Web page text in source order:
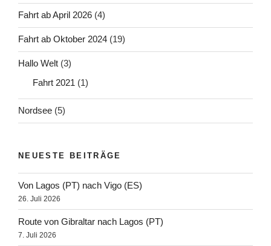
Fahrt ab April 2026 (4)
Fahrt ab Oktober 2024 (19)
Hallo Welt (3)
Fahrt 2021 (1)
Nordsee (5)
NEUESTE BEITRÄGE
Von Lagos (PT) nach Vigo (ES)
26. Juli 2026
Route von Gibraltar nach Lagos (PT)
7. Juli 2026